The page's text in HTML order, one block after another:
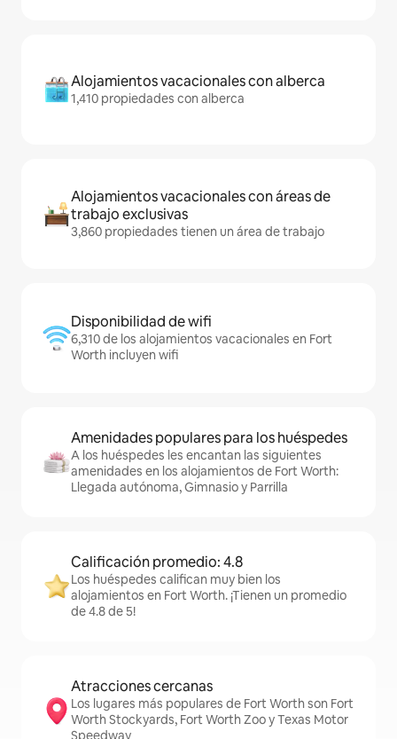
Alojamientos vacacionales con alberca
1,410 propiedades con alberca
Alojamientos vacacionales con áreas de
trabajo exclusivas
3,860 propiedades tienen un área de trabajo
Disponibilidad de wifi
6,310 de los alojamientos vacacionales en Fort
Worth incluyen wifi
Amenidades populares para los huéspedes
A los huéspedes les encantan las siguientes
amenidades en los alojamientos de Fort Worth:
Llegada autónoma, Gimnasio y Parrilla
Calificación promedio: 4.8
Los huéspedes califican muy bien los
alojamientos en Fort Worth. ¡Tienen un promedio
de 4.8 de 5!
Atracciones cercanas
Los lugares más populares de Fort Worth son Fort
Worth Stockyards, Fort Worth Zoo y Texas Motor
Speedway